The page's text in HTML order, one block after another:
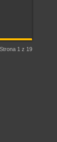
Strona 1 z 19